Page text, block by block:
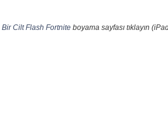
Bir Cilt Flash Fortniteboyama sayfası tıklayın